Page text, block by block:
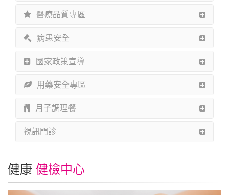
醫療品質專區
病患安全
國家政策宣導
用藥安全專區
月子調理餐
視訊門診
健康 健檢中心